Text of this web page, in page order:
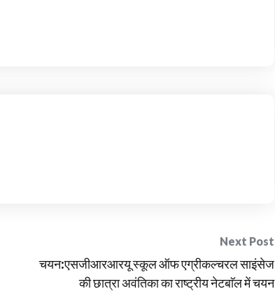
Next Post
चयन:एसजीआरआरयू स्कूल ऑफ एग्रीकल्चरल साइंसेज
की छात्रा अवंतिका का राष्ट्रीय नेटबाॅल में चयन